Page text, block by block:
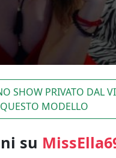
SHOW PRIVATO DAL
QUESTO MODELLO
su